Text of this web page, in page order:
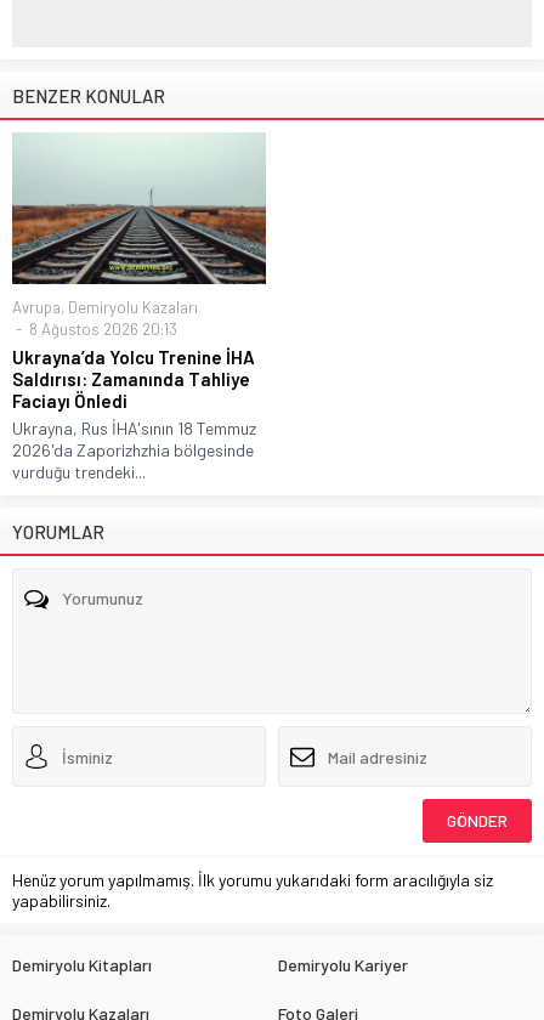
BENZER KONULAR
Avrupa, Demiryolu Kazaları
8 Ağustos 2026 20:13
Ukrayna’da Yolcu Trenine İHA
Saldırısı: Zamanında Tahliye
Faciayı Önledi
Ukrayna, Rus İHA'sının 18 Temmuz
2026'da Zaporizhzhia bölgesinde
vurduğu trendeki...
YORUMLAR
Henüz yorum yapılmamış. İlk yorumu yukarıdaki form aracılığıyla siz
yapabilirsiniz.
Demiryolu Kitapları Demiryolu Kariyer
Demiryolu Kazaları Foto Galeri